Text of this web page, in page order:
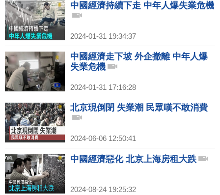
中國經濟持續下走 中年人爆失業危機
2024-01-31 19:34:37
中國經濟走下坡 外企撤離 中年人爆
失業危機
2024-01-31 17:16:28
北京現倒閉 失業潮 民眾嘆不敢消費
2024-06-06 12:50:41
中國經濟惡化 北京上海房租大跌
2024-08-24 19:25:32